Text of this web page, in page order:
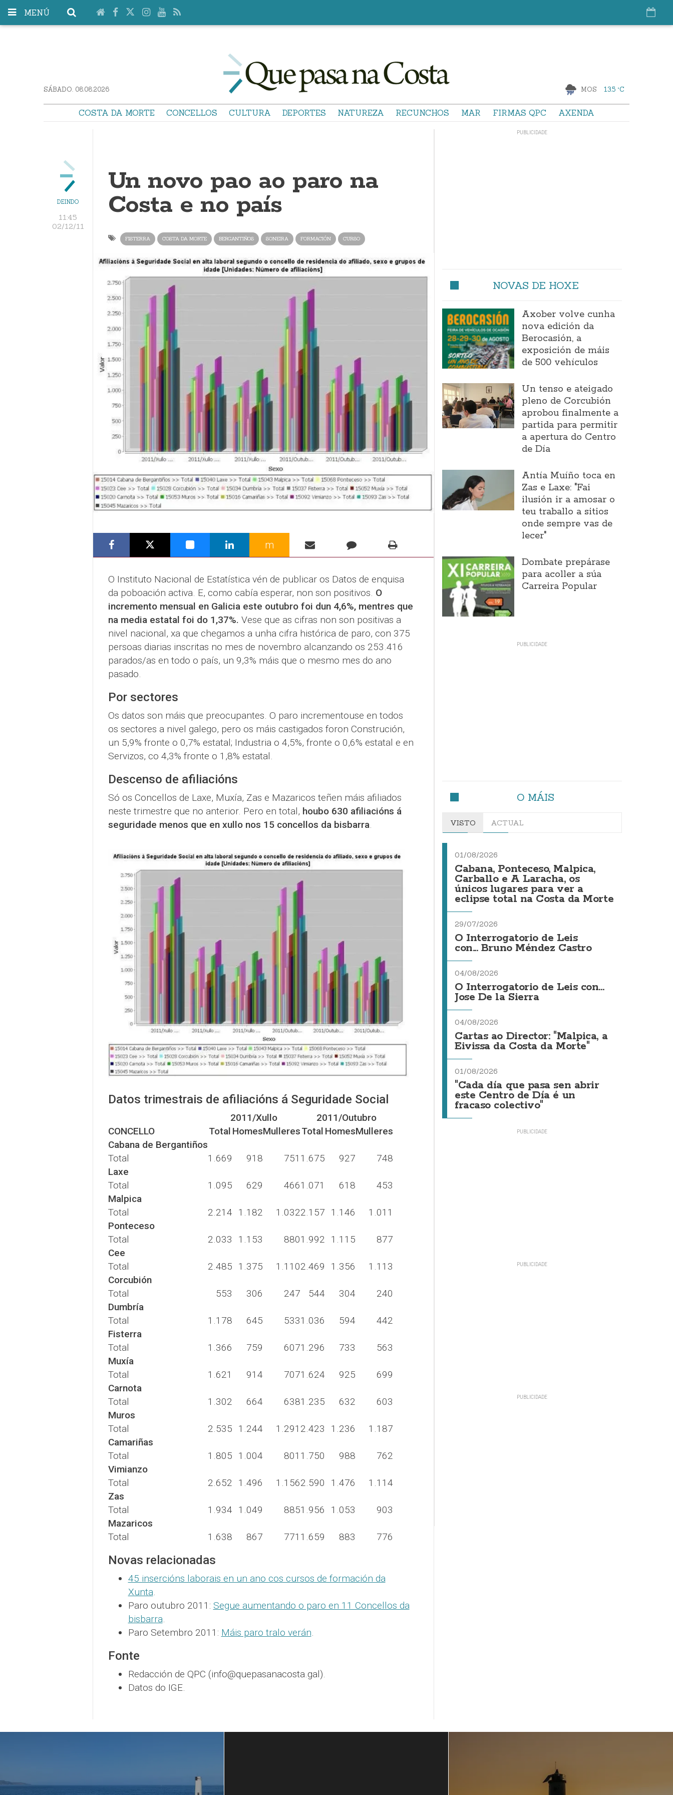
MENÚ
SÁBADO. 08.08.2026 MOS 13.5 °C
COSTA DA MORTE CONCELLOS CULTURA DEPORTES NATUREZA RECUNCHOS MAR FIRMAS QPC AXENDA
DEINDO
11:45
02/12/11
Un novo pao ao paro na
Costa e no país
FISTERRA COSTA DA MORTE BERGANTIÑOS SONEIRA FORMACIÓN CURSO
m
O Instituto Nacional de Estatística vén de publicar os Datos de enquisa
da poboación activa. E, como cabía esperar, non son positivos. O
incremento mensual en Galicia este outubro foi dun 4,6%, mentres que
na media estatal foi do 1,37%. Vese que as cifras non son positivas a
nivel nacional, xa que chegamos a unha cifra histórica de paro, con 375
persoas diarias inscritas no mes de novembro alcanzando os 253.416
parados/as en todo o país, un 9,3% máis que o mesmo mes do ano
pasado.
Por sectores
Os datos son máis que preocupantes. O paro incrementouse en todos
os sectores a nivel galego, pero os máis castigados foron Construción,
un 5,9% fronte o 0,7% estatal; Industria o 4,5%, fronte o 0,6% estatal e en
Servizos, co 4,3% fronte o 1,8% estatal.
Descenso de afiliacións
Só os Concellos de Laxe, Muxía, Zas e Mazaricos teñen máis afiliados
neste trimestre que no anterior. Pero en total, houbo 630 afiliacións á
seguridade menos que en xullo nos 15 concellos da bisbarra.
Datos trimestrais de afiliacións á Seguridade Social
2011/Xullo
2011/Outubro
CONCELLO
Total HomesMulleresTotal HomesMulleres
Cabana de Bergantiños
Total
1.669 918 751 1.675 927
748
Laxe
Total
1.095 629 4661.071 618
453
Malpica
Total
2.214 1.182 1.0322.157 1.146
1.011
Ponteceso
Total
2.033 1.153 8801.992 1.115
877
Cee
Total
2.485 1.375 1.1102.469 1.356
1.113
Corcubión
Total
553 306 247 544 304
240
Dumbría
Total
1.178 645 5331.036 594
442
Fisterra
Total
1.366 759 6071.296 733
563
Muxía
Total
1.621 914 7071.624 925
699
Carnota
Total
1.302 664 6381.235 632
603
Muros
Total
2.535 1.244 1.291 2.423 1.236
1.187
Camariñas
Total
1.805 1.004 801 1.750 988
762
Vimianzo
Total
2.652 1.496 1.1562.590 1.476
1.114
Zas
Total
1.934 1.049 8851.956 1.053
903
Mazaricos
Total
1.638 867 771 1.659 883 776
Novas relacionadas
45 insercións laborais en un ano cos cursos de formación da
Xunta.
Paro outubro 2011: Segue aumentando o paro en 11 Concellos da
bisbarra.
Paro Setembro 2011: Máis paro tralo verán.
Fonte
Redacción de QPC (info@quepasanacosta.gal).
Datos do IGE.
NOVAS DE HOXE
Axober volve cunha
nova edición da
Berocasión, a
exposición de máis
de 500 vehículos
Un tenso e ateigado
pleno de Corcubión
aprobou finalmente a
partida para permitir
a apertura do Centro
de Día
Antía Muíño toca en
Zas e Laxe: "Fai
ilusión ir a amosar o
teu traballo a sitios
onde sempre vas de
lecer"
Dombate prepárase
para acoller a súa
Carreira Popular
O MÁIS
VISTO ACTUAL
01/08/2026
Cabana, Ponteceso, Malpica,
Carballo e A Laracha, os
únicos lugares para ver a
eclipse total na Costa da Morte
29/07/2026
O Interrogatorio de Leis
con... Bruno Méndez Castro
04/08/2026
O Interrogatorio de Leis con...
Jose De la Sierra
04/08/2026
Cartas ao Director: "Malpica, a
Eivissa da Costa da Morte"
01/08/2026
"Cada día que pasa sen abrir
este Centro de Día é un
fracaso colectivo"